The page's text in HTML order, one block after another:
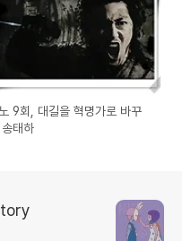
9회, 대길을 혁명가로 바꾸
태하